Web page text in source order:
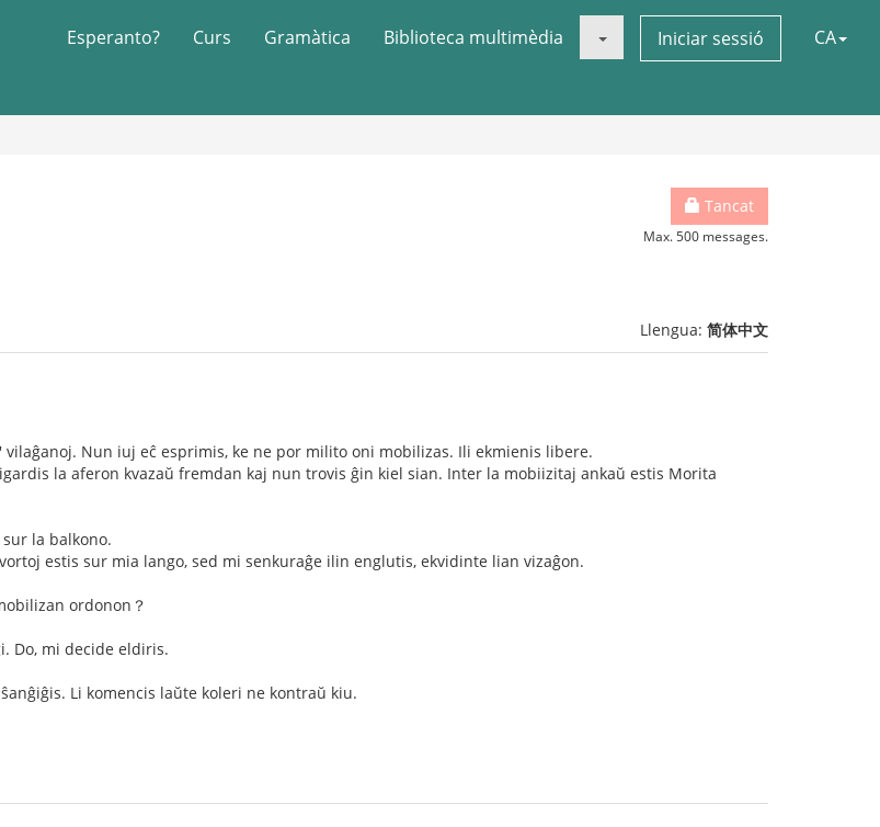
Esperanto? Curs Gramàtica Biblioteca multimèdia Iniciar sessió CA
Tancat
Max. 500 messages.
Llengua: 简体中文
vilaĝanoj. Nun iuj eĉ esprimis, ke ne por milito oni mobilizas. Ili ekmienis libere.
la aferon kvazaŭ fremdan kaj nun trovis ĝin kiel sian. Inter la mobiizitaj ankaŭ estis Morita
la balkono.
estis sur mia lango, sed mi senkuraĝe ilin englutis, ekvidinte lian vizaĝon.
ordonon？
Do, mi decide eldiris.
Li komencis laŭte koleri ne kontraŭ kiu.